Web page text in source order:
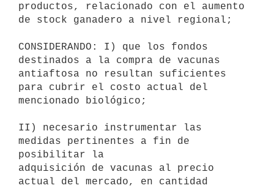
productos, relacionado con el aumento
de stock ganadero a nivel regional;
CONSIDERANDO: I) que los fondos
destinados a la compra de vacunas
antiaftosa no resultan suficientes
para cubrir el costo actual del
mencionado biológico;
II) necesario instrumentar las
medidas pertinentes a fin de
posibilitar la
adquisición de vacunas al precio
actual del mercado, en cantidad